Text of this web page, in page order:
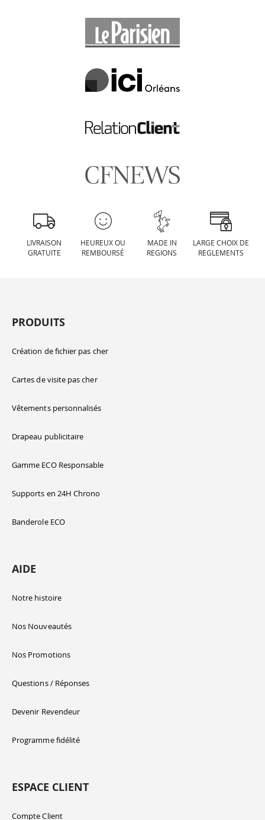
LIVRAISON
GRATUITE
HEUREUX OU
REMBOURSÉ
MADE IN
REGIONS
LARGE CHOIX DE
REGLEMENTS
PRODUITS
Création de fichier pas cher
Cartes de visite pas cher
Vêtements personnalisés
Drapeau publicitaire
Gamme ECO Responsable
Supports en 24H Chrono
Banderole ECO
AIDE
Notre histoire
Nos Nouveautés
Nos Promotions
Questions / Réponses
Devenir Revendeur
Programme fidélité
ESPACE CLIENT
Compte Client